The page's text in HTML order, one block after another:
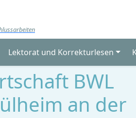
Lektorat und Korrekturlesen
BWL
an der